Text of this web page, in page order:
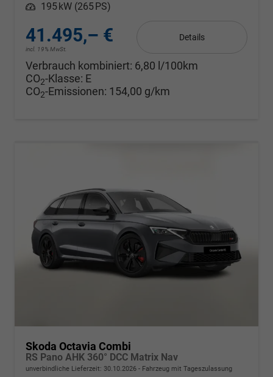
Leistung 195 kW (265 PS)
41.495,– €
incl. 19% MwSt.
Details
Verbrauch kombiniert: 6,80 l/100km
CO2-Klasse: E
CO2-Emissionen: 154,00 g/km
Skoda Octavia Combi
RS Pano AHK 360° DCC Matrix Nav
unverbindliche Lieferzeit: 30.10.2026 Fahrzeug mit Tageszulassung